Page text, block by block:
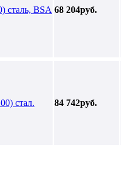
сталь, BSA 68 204руб.
стал. 84 742руб.